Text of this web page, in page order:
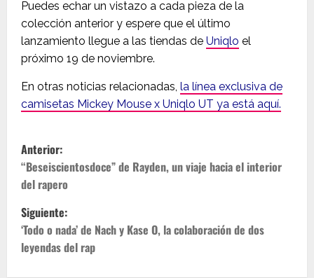
Puedes echar un vistazo a cada pieza de la
colección anterior y espere que el último
lanzamiento llegue a las tiendas de Uniqlo el
próximo 19 de noviembre.
En otras noticias relacionadas, la línea exclusiva de
camisetas Mickey Mouse x Uniqlo UT ya está aquí.
N
a
v
e
g
Anterior:
“Beseiscientosdoce” de Rayden, un viaje hacia el interior
del rapero
Siguiente:
‘Todo o nada’ de Nach y Kase O, la colaboración de dos
leyendas del rap